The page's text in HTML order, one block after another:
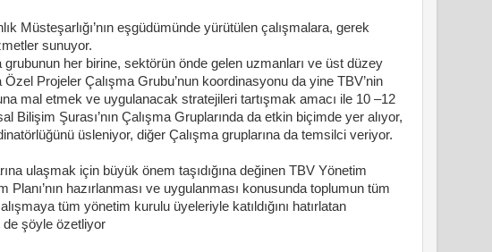
Müsteşarlığı’nın eşgüdümünde yürütülen çalışmalara, gerek
sunuyor.
her birine, sektörün önde gelen uzmanları ve üst düzey
Projeler Çalışma Grubu’nun koordinasyonu da yine TBV’nin
mal etmek ve uygulanacak stratejileri tartışmak amacı ile 10 –12
Bilişim Şurası’nın Çalışma Gruplarında da etkin biçimde yer alıyor,
üsleniyor, diğer Çalışma gruplarına da temsilci veriyor.
ulaşmak için büyük önem taşıdığına değinen TBV Yönetim
hazırlanması ve uygulanması konusunda toplumun tüm
tüm yönetim kurulu üyeleriyle katıldığını hatırlatan
de şöyle özetliyor